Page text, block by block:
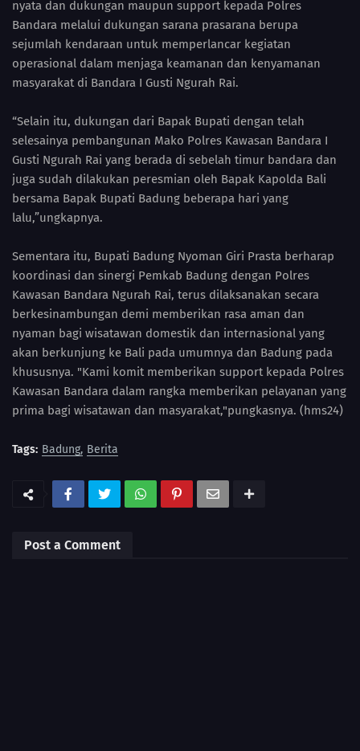
nyata dan dukungan maupun support kepada Polres
Bandara melalui dukungan sarana prasarana berupa
sejumlah kendaraan untuk memperlancar kegiatan
operasional dalam menjaga keamanan dan kenyamanan
masyarakat di Bandara I Gusti Ngurah Rai.
“Selain itu, dukungan dari Bapak Bupati dengan telah
selesainya pembangunan Mako Polres Kawasan Bandara I
Gusti Ngurah Rai yang berada di sebelah timur bandara dan
juga sudah dilakukan peresmian oleh Bapak Kapolda Bali
bersama Bapak Bupati Badung beberapa hari yang
lalu,”ungkapnya.
Sementara itu, Bupati Badung Nyoman Giri Prasta berharap
koordinasi dan sinergi Pemkab Badung dengan Polres
Kawasan Bandara Ngurah Rai, terus dilaksanakan secara
berkesinambungan demi memberikan rasa aman dan
nyaman bagi wisatawan domestik dan internasional yang
akan berkunjung ke Bali pada umumnya dan Badung pada
khususnya. "Kami komit memberikan support kepada Polres
Kawasan Bandara dalam rangka memberikan pelayanan yang
prima bagi wisatawan dan masyarakat,"pungkasnya. (hms24)
Tags: Badung Berita
Post a Comment